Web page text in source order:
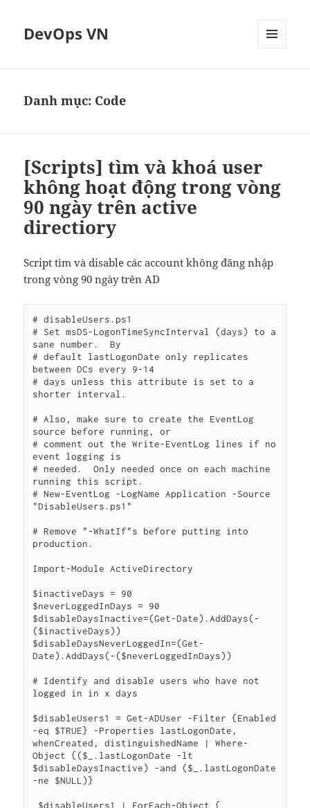
DevOps VN
Danh mục: Code
[Scripts] tìm và khoá user
không hoạt động trong vòng
90 ngày trên active
directiory
Script tìm và disable các account không đăng nhập
trong vòng 90 ngày trên AD
# disableUsers.ps1
# Set msDS-LogonTimeSyncInterval (days) to a
sane number.  By
# default lastLogonDate only replicates
between DCs every 9-14
# days unless this attribute is set to a
shorter interval.
# Also, make sure to create the EventLog
source before running, or
# comment out the Write-EventLog lines if no
event logging is
# needed.  Only needed once on each machine
running this script.
# New-EventLog -LogName Application -Source
"DisableUsers.ps1"
# Remove "-WhatIf"s before putting into
production.
Import-Module ActiveDirectory
$inactiveDays = 90
$neverLoggedInDays = 90
$disableDaysInactive=(Get-Date).AddDays(-
($inactiveDays))
$disableDaysNeverLoggedIn=(Get-
Date).AddDays(-($neverLoggedInDays))
# Identify and disable users who have not
logged in in x days
$disableUsers1 = Get-ADUser -Filter {Enabled
-eq $TRUE} -Properties lastLogonDate,
whenCreated, distinguishedName | Where-
Object {($_.lastLogonDate -lt
$disableDaysInactive) -and ($_.lastLogonDate
-ne $NULL)}